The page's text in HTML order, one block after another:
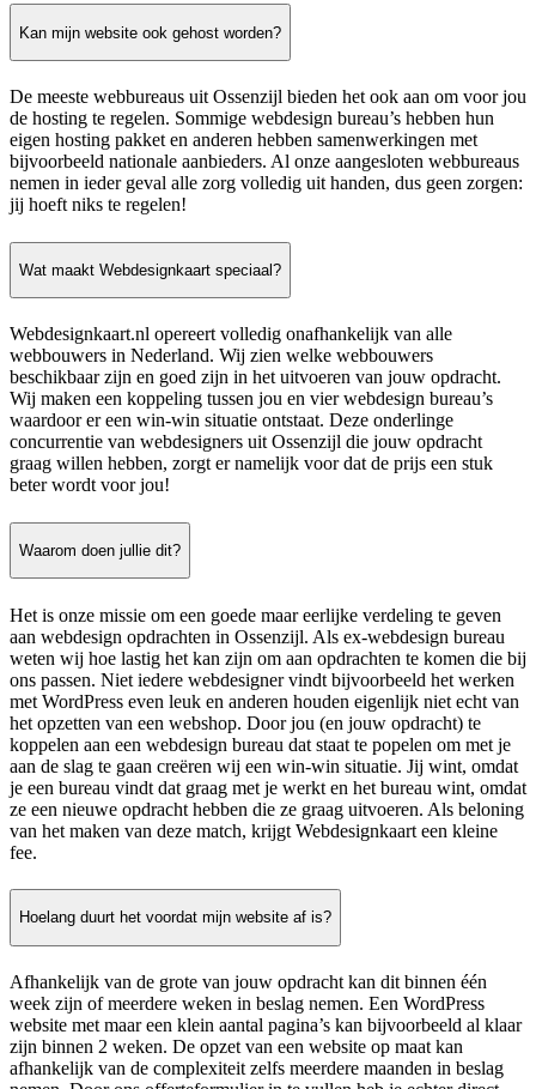
Kan mijn website ook gehost worden?
De meeste webbureaus uit Ossenzijl bieden het ook aan om voor jou
de hosting te regelen. Sommige webdesign bureau’s hebben hun
eigen hosting pakket en anderen hebben samenwerkingen met
bijvoorbeeld nationale aanbieders. Al onze aangesloten webbureaus
nemen in ieder geval alle zorg volledig uit handen, dus geen zorgen:
jij hoeft niks te regelen!
Wat maakt Webdesignkaart speciaal?
Webdesignkaart.nl opereert volledig onafhankelijk van alle
webbouwers in Nederland. Wij zien welke webbouwers
beschikbaar zijn en goed zijn in het uitvoeren van jouw opdracht.
Wij maken een koppeling tussen jou en vier webdesign bureau’s
waardoor er een win-win situatie ontstaat. Deze onderlinge
concurrentie van webdesigners uit Ossenzijl die jouw opdracht
graag willen hebben, zorgt er namelijk voor dat de prijs een stuk
beter wordt voor jou!
Waarom doen jullie dit?
Het is onze missie om een goede maar eerlijke verdeling te geven
aan webdesign opdrachten in Ossenzijl. Als ex-webdesign bureau
weten wij hoe lastig het kan zijn om aan opdrachten te komen die bij
ons passen. Niet iedere webdesigner vindt bijvoorbeeld het werken
met WordPress even leuk en anderen houden eigenlijk niet echt van
het opzetten van een webshop. Door jou (en jouw opdracht) te
koppelen aan een webdesign bureau dat staat te popelen om met je
aan de slag te gaan creëren wij een win-win situatie. Jij wint, omdat
je een bureau vindt dat graag met je werkt en het bureau wint, omdat
ze een nieuwe opdracht hebben die ze graag uitvoeren. Als beloning
van het maken van deze match, krijgt Webdesignkaart een kleine
fee.
Hoelang duurt het voordat mijn website af is?
Afhankelijk van de grote van jouw opdracht kan dit binnen één
week zijn of meerdere weken in beslag nemen. Een WordPress
website met maar een klein aantal pagina’s kan bijvoorbeeld al klaar
zijn binnen 2 weken. De opzet van een website op maat kan
afhankelijk van de complexiteit zelfs meerdere maanden in beslag